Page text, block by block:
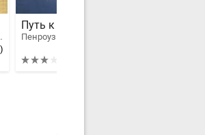
Пенроуз Роджер